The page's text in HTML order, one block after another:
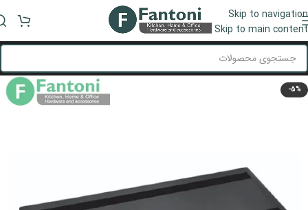
Skip to navigation
Skip to main content
منو
-5%